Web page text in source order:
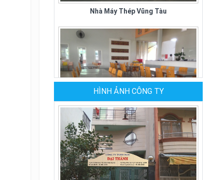
Quán Cơm Kiều Giang
HÌNH ẢNH CÔNG TY